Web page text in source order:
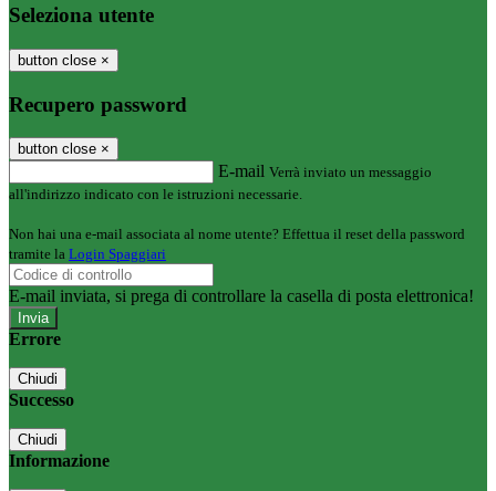
Seleziona utente
button close ×
Recupero password
button close ×
E-mail Verrà inviato un messaggio
all'indirizzo indicato con le istruzioni necessarie.
Non hai una e-mail associata al nome utente? Effettua il reset della password
tramite la Login Spaggiari
E-mail inviata, si prega di controllare la casella di posta elettronica!
Errore
Chiudi
Successo
Chiudi
Informazione